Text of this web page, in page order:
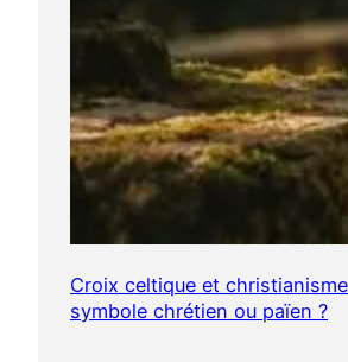
Croix celtique et
symbole chrétien ou païen ?